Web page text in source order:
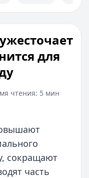
для
чтения: 5 мин
сокращают
часть